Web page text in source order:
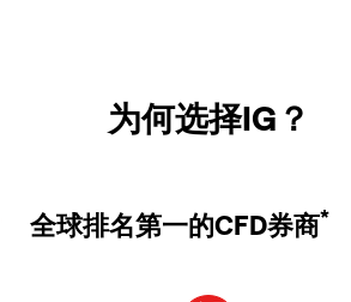
为何选择IG？
全球排名第一的CFD券商*